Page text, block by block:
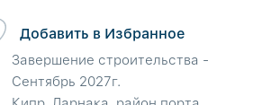
Завершение строительства -
Сентябрь 2027г.
Добавить в Избранное